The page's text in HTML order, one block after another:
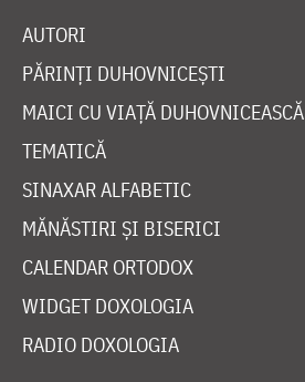
AUTORI
PĂRINȚI DUHOVNICEȘTI
MAICI CU VIAȚĂ DUHOVNICEASCĂ
TEMATICĂ
SINAXAR ALFABETIC
MĂNĂSTIRI ȘI BISERICI
CALENDAR ORTODOX
WIDGET DOXOLOGIA
RADIO DOXOLOGIA